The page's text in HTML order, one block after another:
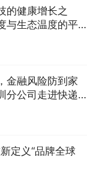
的健康增长之
与生态温度的平
金融风险防到家
公司走进快递
定义“品牌全球